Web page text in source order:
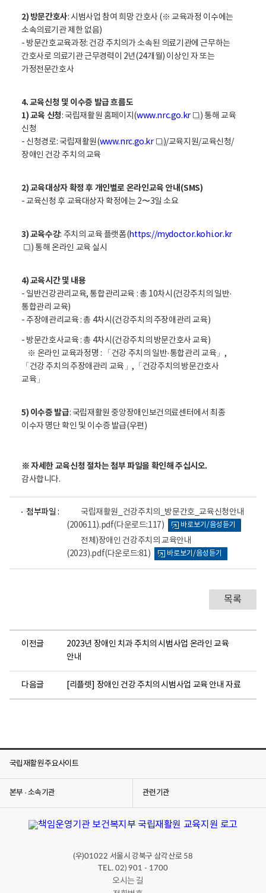
2) 방문간호사: 시범사업 참여 희망 간호사 (※ 교육과정 이수에는
소속의료기관 제한 없음)
- 방문간호교육과정: 건강 주치의가 소속된 의료기관에 근무하는
간호사로 의료기관 근무경력이 2년(24개월) 이상인 자 또는
가정전문간호사
4. 교육신청 및 이수증 발급 흐름도
1) 교육 신청: 국립재활원 홈페이지(www.nrc.go.kr 새) 통해 교육
신청
- 신청경로: 국립재활원(www.nrc.go.kr 새)/교육지원/교육신청/
장애인 건강 주치의 교육
2) 교육대상자 확정 후 개인별로 온라인교육 안내(SMS)
- 교육신청 후 교육대상자 확정에는 2〜3일 소요
3) 교육수강: 주치의 교육 플랫폼(https://mydoctor.kohi.or.kr
새) 통해 온라인 교육 실시
4) 교육시간 및 내용
- 일반건강관리교육, 통합관리교육 : 총 10차시(건강주치의 일반·
통합관리 교육)
- 주장애관리교육 : 총 4차시(건강주치의 주장애관리 교육)
- 방문간호사교육 : 총 4차시(건강주치의 방문간호사 교육)
※ 온라인 교육과정명 : 「건강 주치의 일반·통합관리 교육」,
「건강 주치의 주장애관리 교육」,「건강주치의 방문간호사
교육」
5) 이수증 발급: 국립재활원 중앙장애인보건의료센터에서 최종
이수자 명단 확인 및 이수증 발급(우편)
※ 자세한 교육신청 절차는 첨부 파일을 확인해 주십시오.
감사합니다.
첨부파일 :
국립재활원_건강주치의_방문간호_교육신청안내
(200611).pdf(다운로드:117) 바로보기/음성듣기
전체)장애인 건강주치의 교육안내
(2023).pdf(다운로드:81) 바로보기/음성듣기
목록
이전글
2023년 장애인 치과 주치의 시범사업 온라인 교육
안내
다음글 [리플렛] 장애인 건강 주치의 시범사업 교육 안내 자료
국립재활원 주요사이트
본부 · 소속기관 관련기관
(우)01022 서울시 강북구 삼각산로 58
TEL. 02) 901 - 1700
오시는 길